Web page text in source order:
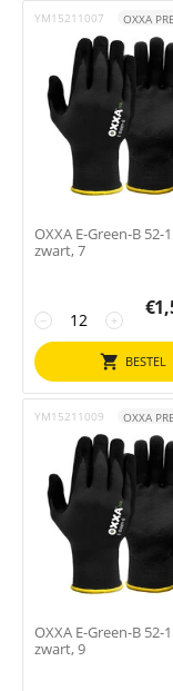
YM15211007 OXXA
OXXA E-Green-B 52-
zwart, 7
+
−
€
BESTEL
YM15211009 OXXA
OXXA E-Green-B 52-
zwart, 9